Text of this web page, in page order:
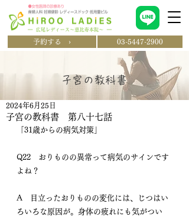
予約する › 03-5447-2900
​子宮の教科書
子宮の教科書 第八十七話
2024年6月25日
「31歳からの病気対策」
Q22　おりものの異常って病気のサインです
よね？
A　目立ったおりものの変化には、じつはい
ろいろな原因が。身体の疲れにも気がつい